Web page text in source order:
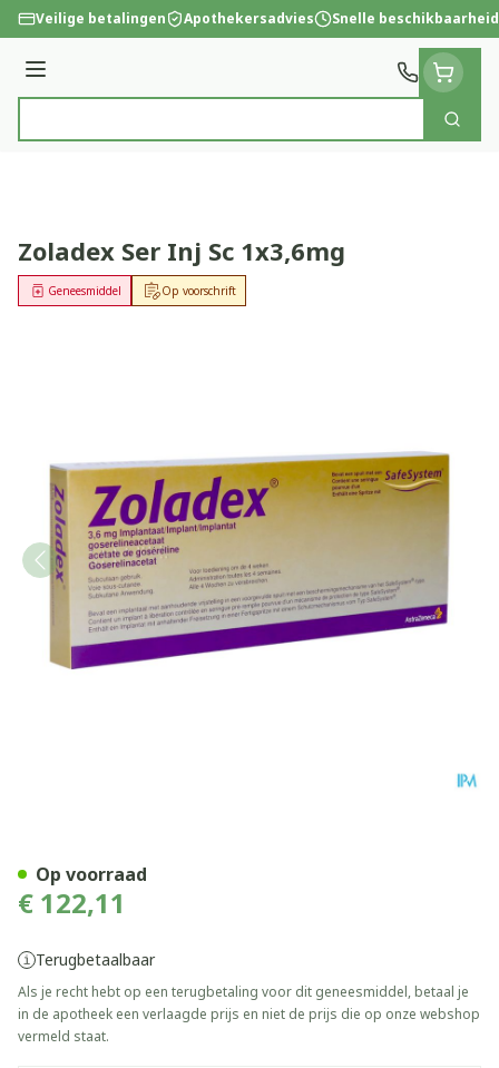
Ga naar de inhoud
Veilige betalingen Apothekersadvies Snelle beschikbaarheid
Menu
Zoek
Zoladex Ser Inj Sc 1x3,6mg
Op voorschrift
Geneesmiddel
€ 122,11
Terugbetaalbaar
Als je recht hebt op een terugbetaling voor dit geneesmiddel, betaal je
in de apotheek een verlaagde prijs en niet de prijs die op onze webshop
vermeld staat.
Op voorraad